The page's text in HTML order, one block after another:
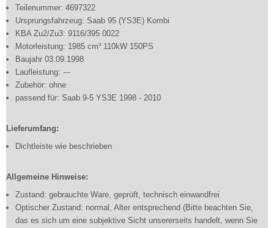
Teilenummer: 4697322
Ursprungsfahrzeug: Saab 95 (YS3E) Kombi
KBA Zu2/Zu3: 9116/395 0022
Motorleistung: 1985 cm³ 110kW 150PS
Baujahr 03.09.1998
Laufleistung: ---
Zubehör: ohne
passend für: Saab 9-5 YS3E 1998 - 2010
Lieferumfang:
Dichtleiste wie beschrieben
Allgemeine Hinweise:
Zustand: gebrauchte Ware, geprüft, technisch einwandfrei
Optischer Zustand: normal, Alter entsprechend (Bitte beachten Sie,
das es sich um eine subjektive Sicht unsererseits handelt, wenn Sie